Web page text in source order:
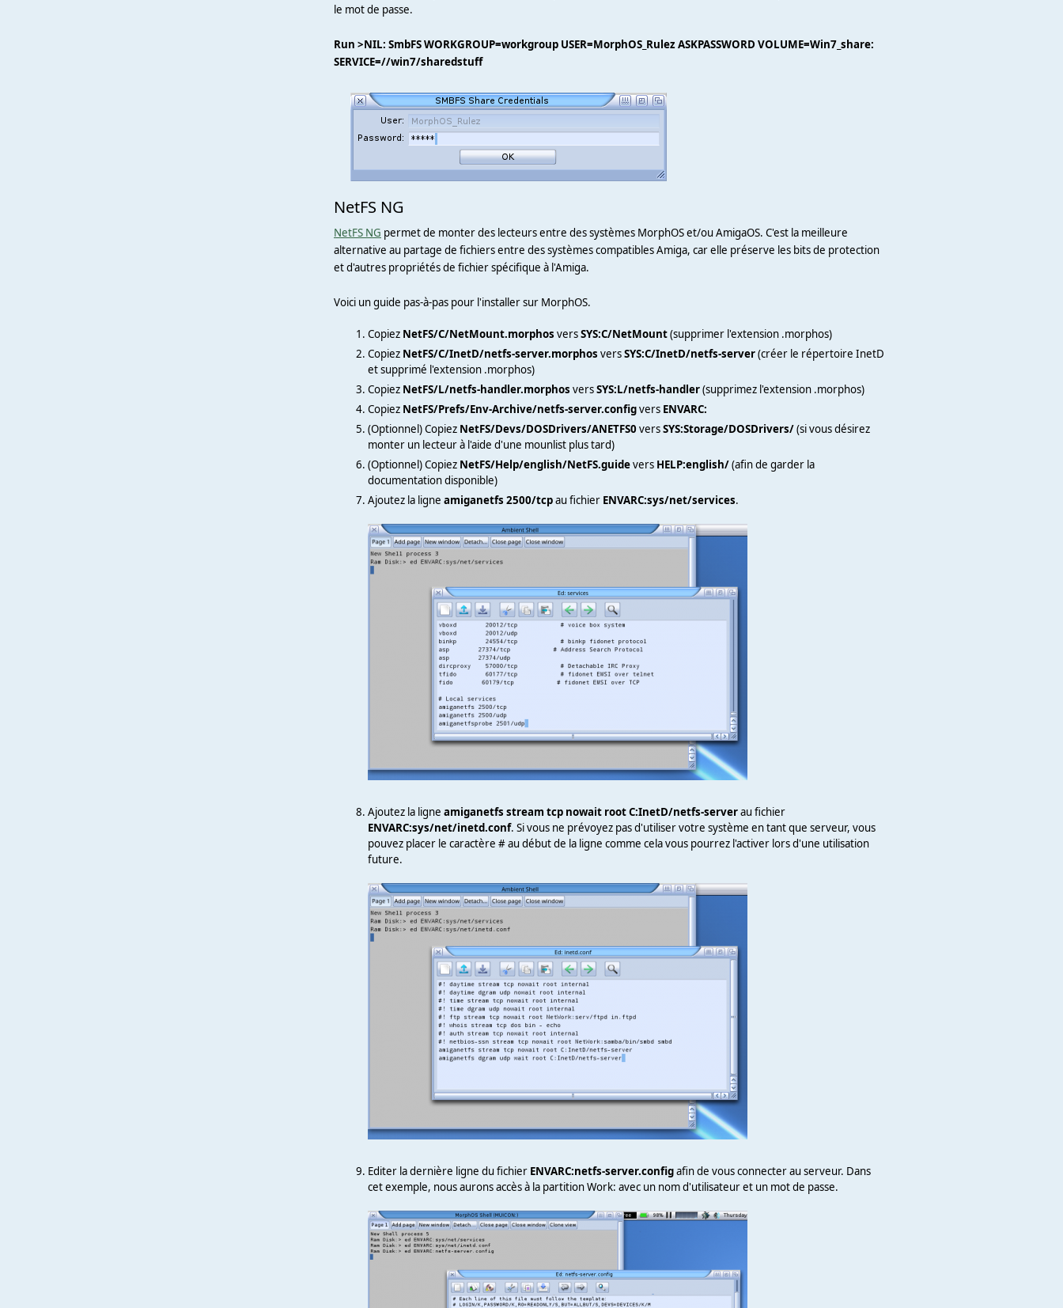
le mot de passe.
Run >NIL: SmbFS WORKGROUP=workgroup USER=MorphOS_Rulez ASKPASSWORD VOLUME=Win7_share:
SERVICE=//win7/sharedstuff
NetFS NG
NetFS NG permet de monter des lecteurs entre des systèmes MorphOS et/ou AmigaOS. C'est la meilleure
alternative au partage de fichiers entre des systèmes compatibles Amiga, car elle préserve les bits de protection
et d'autres propriétés de fichier spécifique à l'Amiga.
Voici un guide pas-à-pas pour l'installer sur MorphOS.
Copiez NetFS/C/NetMount.morphos versSYS:C/NetMount(supprimer l'extension .morphos)
Copiez NetFS/C/InetD/netfs-server.morphos versSYS:C/InetD/netfs-server(créer le répertoire InetD
et supprimé l'extension .morphos)
Copiez NetFS/L/netfs-handler.morphos versSYS:L/netfs-handler(supprimez l'extension .morphos)
Copiez NetFS/Prefs/Env-Archive/netfs-server.configvers ENVARC:
(Optionnel) Copiez NetFS/Devs/DOSDrivers/ANETFS0versSYS:Storage/DOSDrivers/(si vous désirez
monter un lecteur à l'aide d'une mounlist plus tard)
(Optionnel) Copiez NetFS/Help/english/NetFS.guidevers HELP:english/(afin de garder la
documentation disponible)
Ajoutez la ligne amiganetfs 2500/tcpau fichier ENVARC:sys/net/services.
Ajoutez la ligne amiganetfs stream tcp nowait root C:InetD/netfs-serverau fichier
ENVARC:sys/net/inetd.conf. Si vous ne prévoyez pas d'utiliser votre système en tant que serveur, vous
pouvez placer le caractère # au début de la ligne comme cela vous pourrez l'activer lors d'une utilisation
future.
Editer la dernière ligne du fichier ENVARC:netfs-server.configafin de vous connecter au serveur. Dans
cet exemple, nous aurons accès à la partition Work: avec un nom d'utilisateur et un mot de passe.